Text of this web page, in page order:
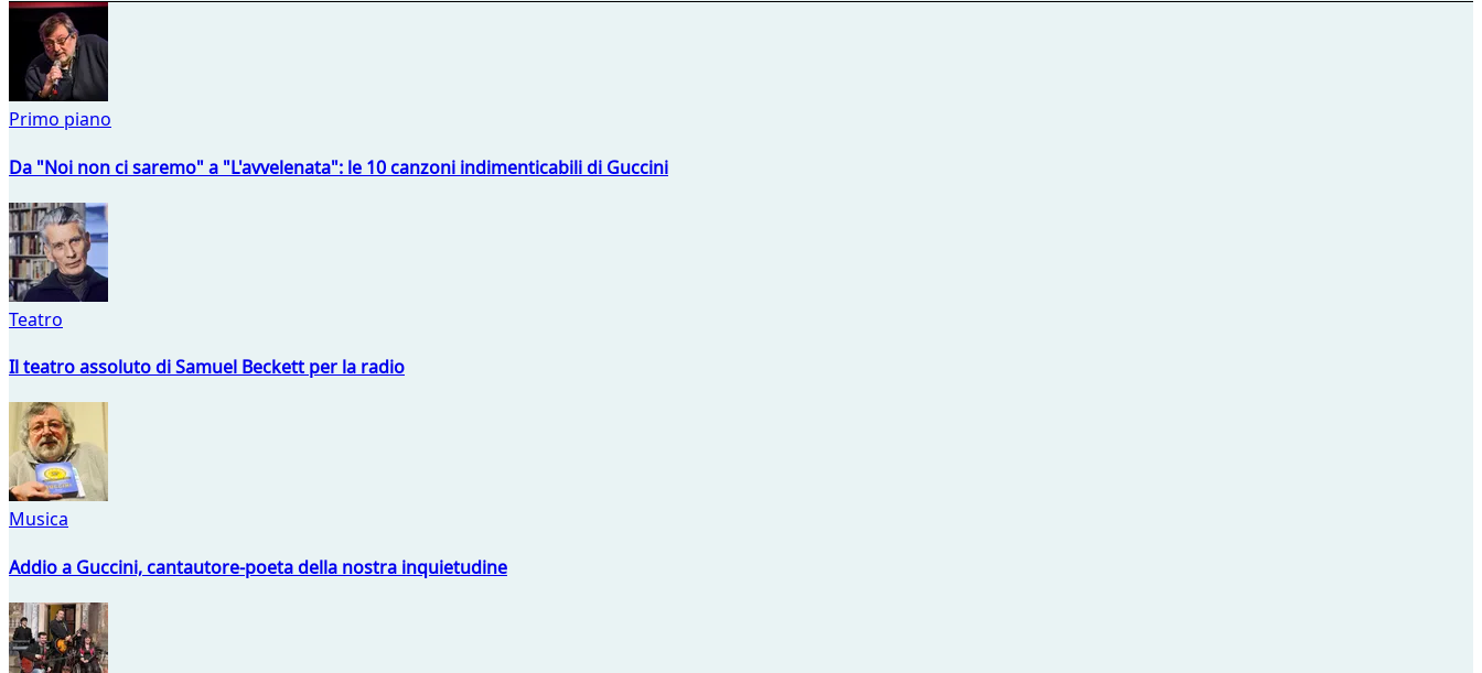
Primo piano
Da "Noi non ci saremo" a "L'avvelenata": le 10 canzoni indimenticabili di Guccini
Teatro
Il teatro assoluto di Samuel Beckett per la radio
Musica
Addio a Guccini, cantautore-poeta della nostra inquietudine